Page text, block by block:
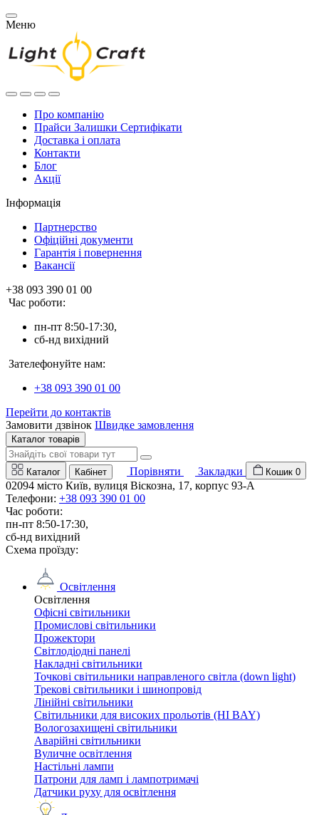
Меню
Про компанію
Прайси Залишки Сертифікати
Доставка і оплата
Контакти
Блог
Акції
Інформація
Партнерство
Офіційні документи
Гарантія і повернення
Вакансії
+38 093 390 01 00
Час роботи:
пн-пт 8:50-17:30,
сб-нд вихідний
Зателефонуйте нам:
+38 093 390 01 00
Перейти до контактів
Замовити дзвінок Швидке замовлення
Каталог товарів
Каталог Кабінет Порівняти Закладки Кошик 0
02094 місто Київ, вулиця Віскозна, 17, корпус 93-А
Телефони: +38 093 390 01 00
Час роботи:
пн-пт 8:50-17:30,
сб-нд вихідний
Схема проїзду:
Освітлення
Освітлення
Офісні світильники
Промислові світильники
Прожектори
Світлодіодні панелі
Накладні світильники
Точкові світильники направленого світла (down light)
Трекові світильники і шинопровід
Лінійні світильники
Світильники для високих прольотів (HI BAY)
Вологозахищені світильники
Аварійні світильники
Вуличне освітлення
Настільні лампи
Патрони для ламп і лампотримачі
Датчики руху для освітлення